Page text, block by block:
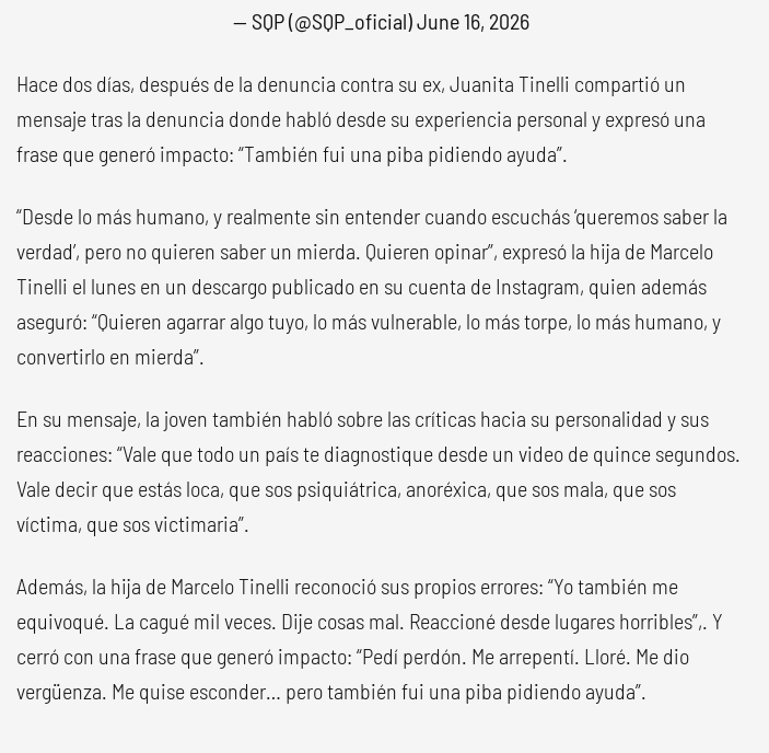
— SQP (@SQP_oficial)June 16, 2026
Hace dos días, después de la denuncia contra su ex, Juanita Tinelli compartió un
mensaje tras la denuncia donde habló desde su experiencia personal y expresó una
frase que generó impacto: “También fui una piba pidiendo ayuda”.
“Desde lo más humano, y realmente sin entender cuando escuchás ‘queremos saber la
verdad’, pero no quieren saber un mierda. Quieren opinar”, expresó la hija de Marcelo
Tinelli el lunes en un descargo publicado en su cuenta de Instagram, quien además
aseguró: “Quieren agarrar algo tuyo, lo más vulnerable, lo más torpe, lo más humano, y
convertirlo en mierda”.
En su mensaje, la joven también habló sobre las críticas hacia su personalidad y sus
reacciones: “Vale que todo un país te diagnostique desde un video de quince segundos.
Vale decir que estás loca, que sos psiquiátrica, anoréxica, que sos mala, que sos
víctima, que sos victimaria”.
Además, la hija de Marcelo Tinelli reconoció sus propios errores: “Yo también me
equivoqué. La cagué mil veces. Dije cosas mal. Reaccioné desde lugares horribles”,. Y
cerró con una frase que generó impacto: “Pedí perdón. Me arrepentí. Lloré. Me dio
vergüenza. Me quise esconder… pero también fui una piba pidiendo ayuda”.